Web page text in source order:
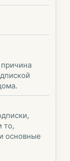
то,
основные